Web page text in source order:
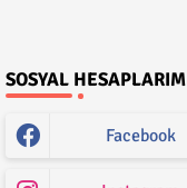
SOSYAL HESAPLARIM
Facebook